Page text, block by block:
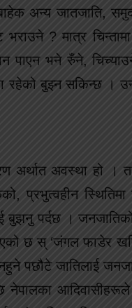
अन्य जातजाति,
? मात्र चिन्तामा
पाएन भने रुँने,
रहेको बुझ्न सकिन्छ ।
अर्थात अवस्था हो ।
प्रभुत्वहीन
पर्दछ ।
छ स् ‘जंगल फाडेर
पछौटे जातिलाई
नेपालका